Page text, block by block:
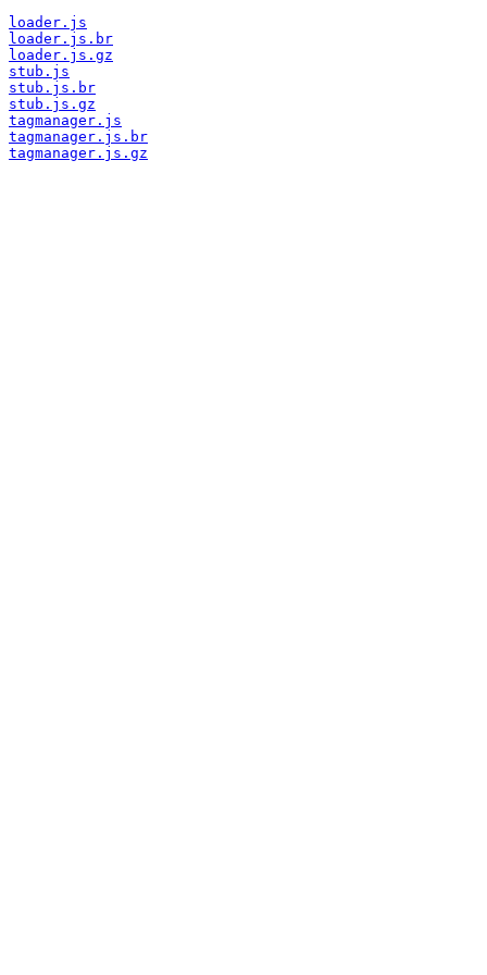
loader.js
loader.js.br
loader.js.gz
stub.js
stub.js.br
stub.js.gz
tagmanager.js
tagmanager.js.br
tagmanager.js.gz